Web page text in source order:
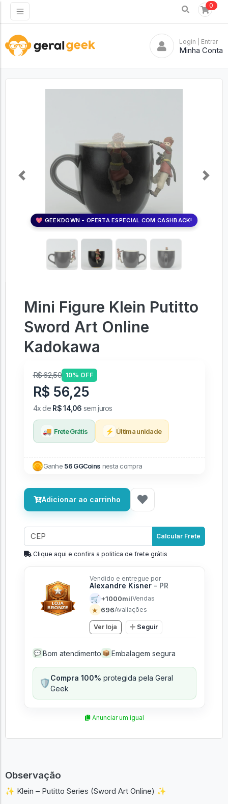
0
Login | Entrar
Minha Conta
💖 GEEKDOWN - OFERTA ESPECIAL COM CASHBACK!
Previous Next
Mini Figure Klein Putitto
Sword Art Online
Kadokawa
R$ 62,50 10% OFF
R$ 56,25
4x de R$ 14,06 sem juros
🚚 Frete Grátis ⚡ Última unidade
Ganhe 56 GGCoins nesta compra
Adicionar ao carrinho
Calcular Frete
Clique aqui e confira a politíca de frete grátis
Vendido e entregue por
Alexandre Kisner - PR
🛒 +1000milVendas
★ 696Avaliações
Ver loja Seguir
💬 Bom atendimento 📦 Embalagem segura
🛡️Compra 100% protegida pela Geral
Geek
Anunciar um igual
Observação
✨ Klein – Putitto Series (Sword Art Online) ✨